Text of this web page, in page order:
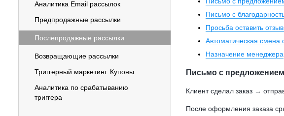
Аналитика Email рассылок
Предпродажные рассылки
Послепродажные рассылки
Возвращающие рассылки
Триггерный маркетинг. Купоны
Аналитика по срабатыванию
триггера
Письмо с
Просьба оставить
Автоматическая смена
Назначение менеджера
Письмо с
Клиент сделал заказ →
После оформления заказа